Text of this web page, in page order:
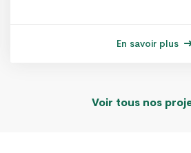
En savoir plus
Voir tous nos